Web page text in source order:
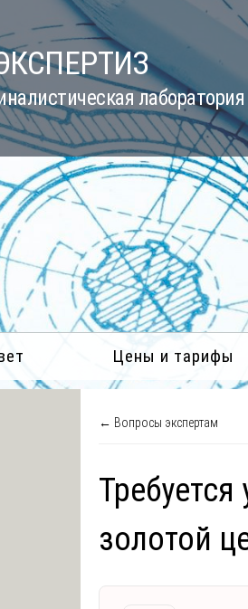
лаборатория
Цены и тарифы
← Вопросы экспертам
золотой